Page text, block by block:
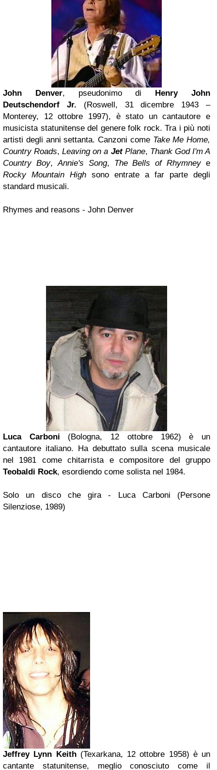
John Denver, pseudonimo di Henry John
Deutschendorf Jr. (Roswell, 31 dicembre 1943 –
Monterey, 12 ottobre 1997), è stato un cantautore e
musicista statunitense del genere folk rock. Tra i più noti
artisti degli anni settanta. Canzoni come Take Me Home,
Country Roads,Leaving on a JetPlane, Thank God I'm A
Country Boy,Annie's Song, The Bells of Rhymneye
Rocky Mountain High sono entrate a far parte degli
standard musicali.
Rhymes and reasons - John Denver
Luca Carboni (Bologna, 12 ottobre 1962) è un
cantautore italiano. Ha debuttato sulla scena musicale
nel 1981 come chitarrista e compositore del gruppo
Teobaldi Rock, esordiendo come solista nel 1984.
Solo un disco che gira - Luca Carboni (Persone
Silenziose, 1989)
Jeffrey Lynn Keith(Texarkana, 12 ottobre 1958) è un
cantante statunitense, meglio conosciuto come il